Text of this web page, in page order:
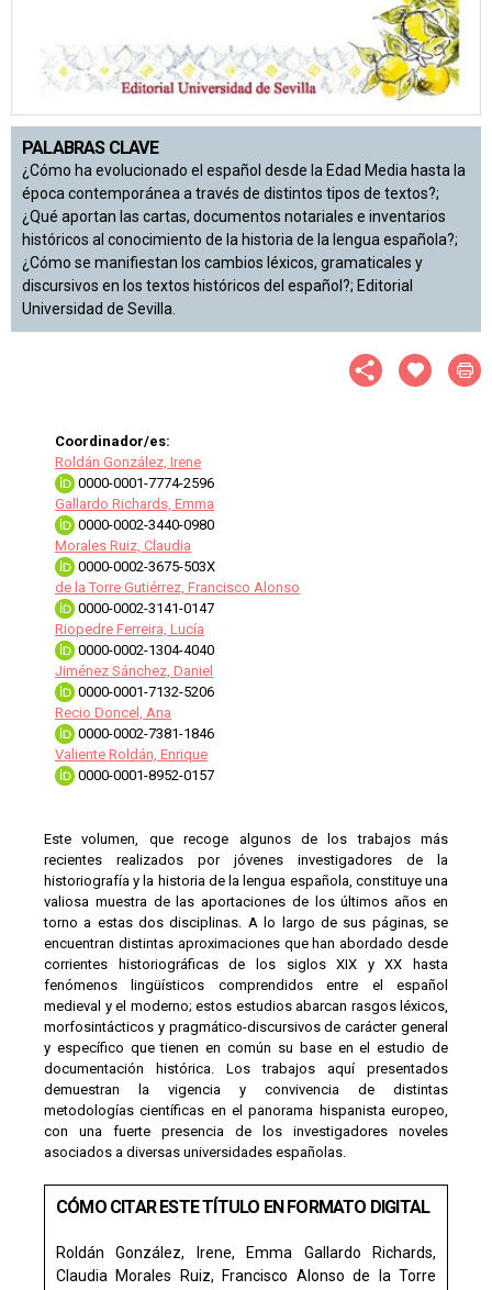
PALABRAS CLAVE
¿Cómo ha evolucionado el español desde la Edad Media hasta la
época contemporánea a través de distintos tipos de textos?;
¿Qué aportan las cartas, documentos notariales e inventarios
históricos al conocimiento de la historia de la lengua española?;
¿Cómo se manifiestan los cambios léxicos, gramaticales y
discursivos en los textos históricos del español?; Editorial
Universidad de Sevilla.
Coordinador/es:
Roldán González, Irene
0000-0001-7774-2596
Gallardo Richards, Emma
0000-0002-3440-0980
Morales Ruiz, Claudia
0000-0002-3675-503X
de la Torre Gutiérrez, Francisco Alonso
0000-0002-3141-0147
Riopedre Ferreira, Lucía
0000-0002-1304-4040
Jiménez Sánchez, Daniel
0000-0001-7132-5206
Recio Doncel, Ana
0000-0002-7381-1846
Valiente Roldán, Enrique
0000-0001-8952-0157
Este volumen, que recoge algunos de los trabajos más
recientes realizados por jóvenes investigadores de la
historiografía y la historia de la lengua española, constituye una
valiosa muestra de las aportaciones de los últimos años en
torno a estas dos disciplinas. A lo largo de sus páginas, se
encuentran distintas aproximaciones que han abordado desde
corrientes historiográficas de los siglos XIX y XX hasta
fenómenos lingüísticos comprendidos entre el español
medieval y el moderno; estos estudios abarcan rasgos léxicos,
morfosintácticos y pragmático-discursivos de carácter general
y específico que tienen en común su base en el estudio de
documentación histórica. Los trabajos aquí presentados
demuestran la vigencia y convivencia de distintas
metodologías científicas en el panorama hispanista europeo,
con una fuerte presencia de los investigadores noveles
asociados a diversas universidades españolas.
CÓMO CITAR ESTE TÍTULO EN FORMATO DIGITAL
Roldán González, Irene, Emma Gallardo Richards,
Claudia Morales Ruiz, Francisco Alonso de la Torre